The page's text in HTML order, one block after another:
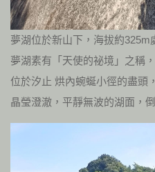
夢湖位於新山下，海拔約325m
夢湖素有「天使的祕境」之稱，
位於汐止 烘內蜿蜒小徑的盡頭
晶瑩澄澈，平靜無波的湖面，